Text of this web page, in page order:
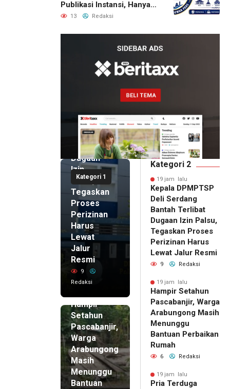
Publikasi Instansi, Hanya
untuk Perusahaan Pers
13 Redaksi
Kategori 1
Deli
Serdang
Bantah
Terlibat
Dugaan
Izin
Palsu,
Tegaskan
Proses
Perizinan
Harus
Lewat
Jalur
Resmi
9
Redaksi
Hampir
Setahun
Pascabanjir,
Warga
Arabungong
Masih
Menunggu
Bantuan
Kategori 2
19 jam lalu
Kepala DPMPTSP
Deli Serdang
Bantah Terlibat
Dugaan Izin Palsu,
Tegaskan Proses
Perizinan Harus
Lewat Jalur Resmi
9 Redaksi
19 jam lalu
Hampir Setahun
Pascabanjir, Warga
Arabungong Masih
Menunggu
Bantuan Perbaikan
Rumah
6 Redaksi
19 jam lalu
Pria Terduga